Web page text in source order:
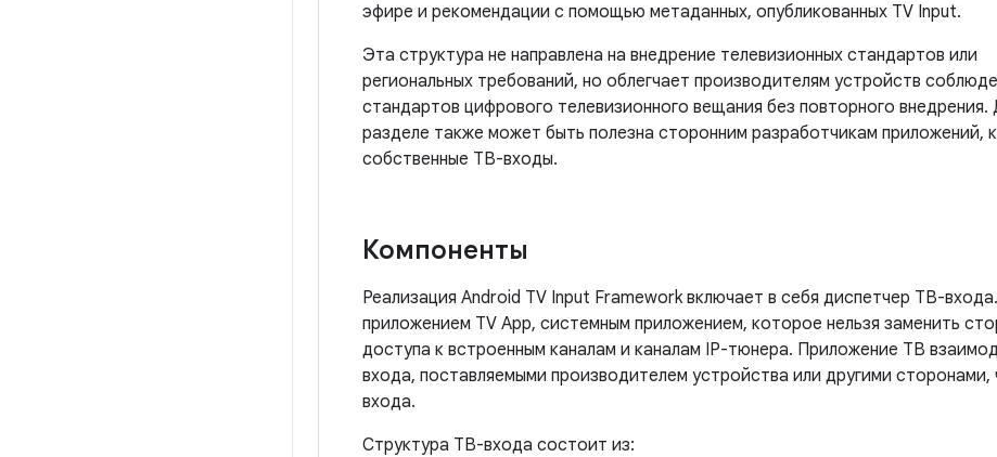
эфире и рекомендации с помощью метаданных, опубликованных TV Input.
Эта структура не направлена ​​на внедрение телевизионных стандартов или
региональных требований, но облегчает производителям устройств
стандартов цифрового телевизионного вещания без повторного
разделе также может быть полезна сторонним разработчикам приложений,
собственные ТВ-входы.
Компоненты
Реализация Android TV Input Framework включает в себя диспетчер ТВ-
приложением TV App, системным приложением, которое нельзя заменить
доступа к встроенным каналам и каналам IP-тюнера. Приложение ТВ
входа, поставляемыми производителем устройства или другими
входа.
Структура ТВ-входа состоит из: